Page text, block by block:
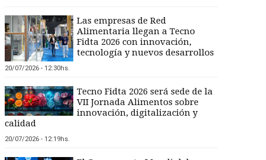
Las empresas de Red
Alimentaria llegan a Tecno
Fidta 2026 con innovación,
tecnología y nuevos desarrollos
20/07/2026 - 12:30hs.
Tecno Fidta 2026 será sede de la
VII Jornada Alimentos sobre
innovación, digitalización y
calidad
20/07/2026 - 12:19hs.